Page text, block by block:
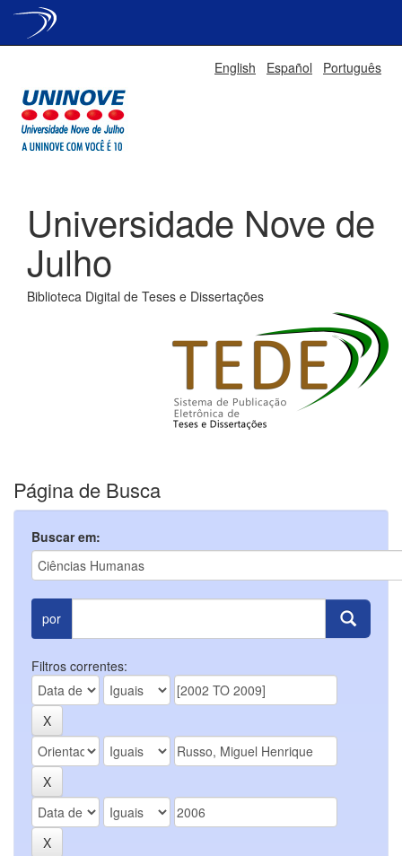
English Español Português
Universidade Nove de
Julho
Biblioteca Digital de Teses e Dissertações
Página de Busca
Buscar em:
por
Filtros correntes: